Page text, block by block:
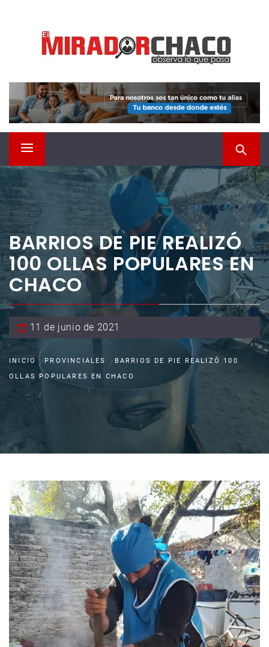
contenido
EL MIRADOR CHACO
Observá lo que pasa
Menú
principal
BARRIOS DE PIE REALIZÓ
100 OLLAS POPULARES EN
CHACO
11 de junio de 2021
INICIO PROVINCIALES
BARRIOS DE PIE REALIZÓ 100
OLLAS POPULARES EN CHACO